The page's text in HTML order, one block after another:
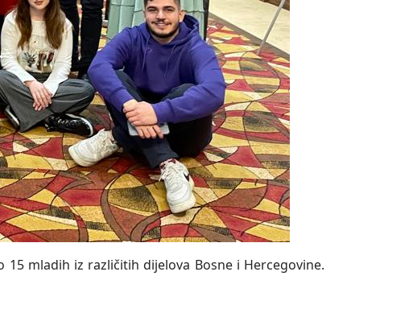
mladih iz različitih dijelova Bosne i Hercegovine.